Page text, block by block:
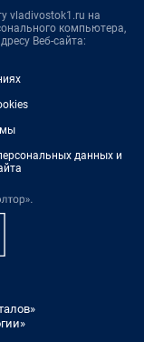
vladivostok1.ru на
компьютера,
Веб-сайта:
данных и